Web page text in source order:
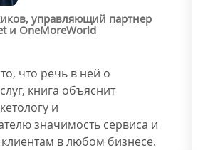
управляющий партнер
и OneMoreWorld
что речь в ней о
книга объяснит
и
значимость сервиса и
в любом бизнесе.